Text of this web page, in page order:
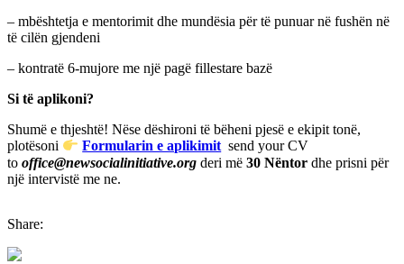
– mbështetja e mentorimit dhe mundësia për të punuar në fushën në
të cilën gjendeni
– kontratë 6-mujore me një pagë fillestare bazë
Si të aplikoni?
Shumë e thjeshtë! Nëse dëshironi të bëheni pjesë e ekipit tonë,
plotësoni
Formularin e aplikimit send your CV
to office@newsocialinitiative.org deri më 30 Nëntor dhe prisni për
një intervistë me ne.
Share: